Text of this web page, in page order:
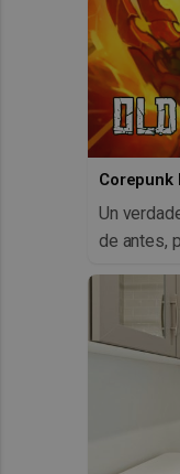
Corepunk
Un
de antes,